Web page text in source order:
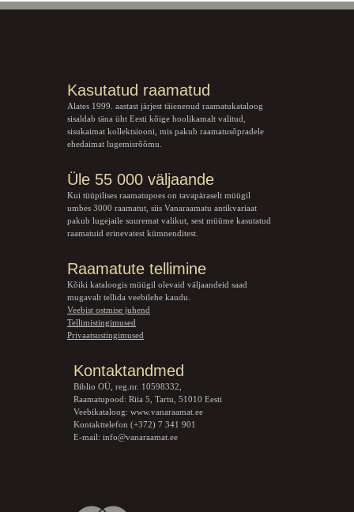
Kasutatud raamatud
Alates 1999. aastast järjest täienenud raamatukataloog
sisaldab täna üht Eesti kõige hoolikamalt valitud,
sisukaimat kollektsiooni, mis pakub raamatusõpradele
ehedaimat lugemisrõõmu.
Üle 55 000 väljaande
Kui tüüpilises raamatupoes on tavapäraselt müügil
umbes 3000 raamatut, siis Vanaraamatu antikvariaat
pakub lugejaile suuremat valikut, sest müüme kasutatud
raamatuid erinevatest kümnenditest.
Raamatute tellimine
Kõiki kataloogis müügil olevaid väljaandeid saad
mugavalt tellida veebilehe kaudu.
Veebist ostmise juhend
Tellimistingimused
Privaatsustingimused
Kontaktandmed
Biblio OÜ, reg.nr. 10598332,
Raamatupood: Riia 5, Tartu, 51010 Eesti
Veebikataloog: www.vanaraamat.ee
Kontakttelefon (+372) 7 341 901
E-mail: info@vanaraamat.ee